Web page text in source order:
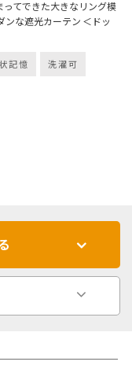
ってできた大きなリング模
な遮光カーテン ＜ドッ
記憶 洗濯可